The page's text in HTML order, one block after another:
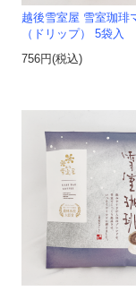
越後雪室屋 雪室珈琲
（ドリップ） 5袋入
756円(税込)